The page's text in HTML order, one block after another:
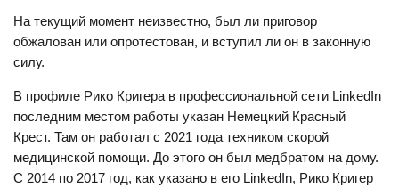
На текущий момент неизвестно, был ли приговор
обжалован или опротестован, и вступил ли он в законную
силу.
В профиле Рико Кригера в профессиональной сети LinkedIn
последним местом работы указан Немецкий Красный
Крест. Там он работал с 2021 года техником скорой
медицинской помощи. До этого он был медбратом на дому.
С 2014 по 2017 год, как указано в его LinkedIn, Рико Кригер